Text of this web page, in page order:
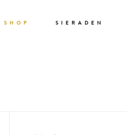
SHOP SIERADEN